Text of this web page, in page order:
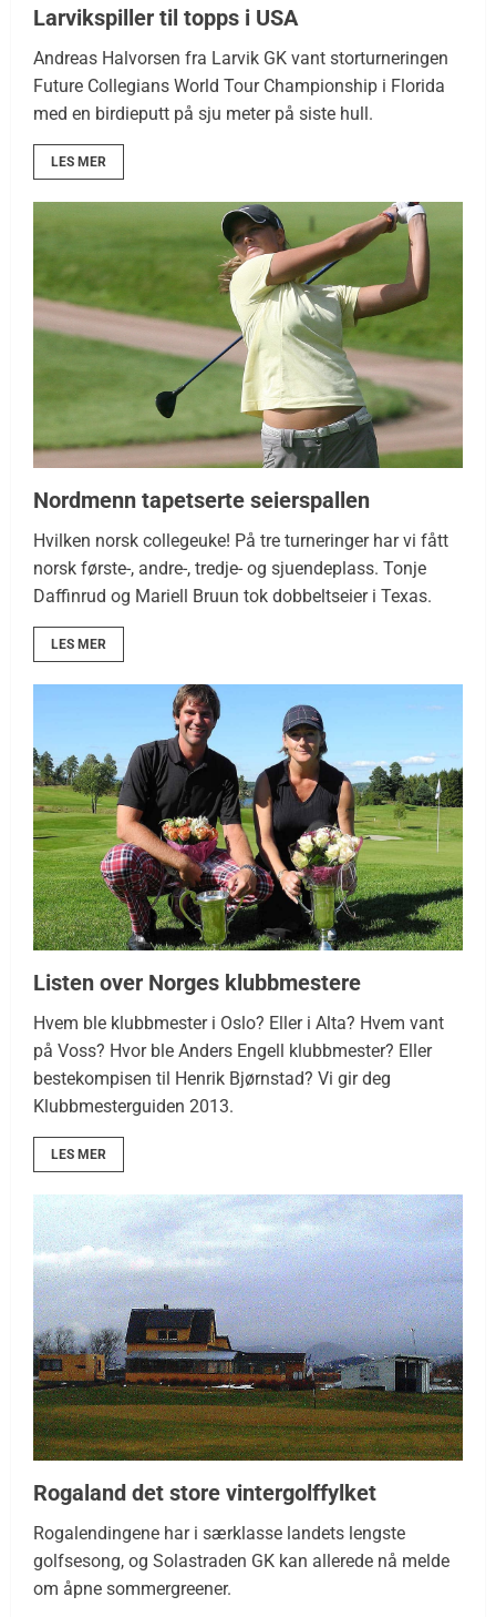
Larvikspiller til topps i USA
Andreas Halvorsen fra Larvik GK vant storturneringen
Future Collegians World Tour Championship i Florida
med en birdieputt på sju meter på siste hull.
LES MER
Nordmenn tapetserte seierspallen
Hvilken norsk collegeuke! På tre turneringer har vi fått
norsk første-, andre-, tredje- og sjuendeplass. Tonje
Daffinrud og Mariell Bruun tok dobbeltseier i Texas.
LES MER
Listen over Norges klubbmestere
Hvem ble klubbmester i Oslo? Eller i Alta? Hvem vant
på Voss? Hvor ble Anders Engell klubbmester? Eller
bestekompisen til Henrik Bjørnstad? Vi gir deg
Klubbmesterguiden 2013.
LES MER
Rogaland det store vintergolffylket
Rogalendingene har i særklasse landets lengste
golfsesong, og Solastraden GK kan allerede nå melde
om åpne sommergreener.